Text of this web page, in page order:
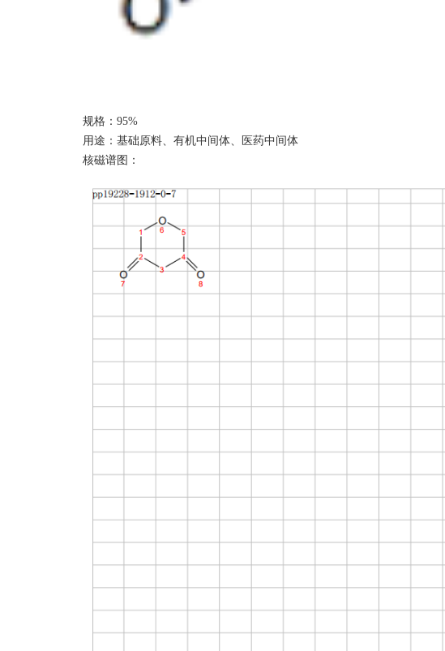
规格： 95%
用途：基础原料、有机中间体、医药中间体
核磁谱图 ：